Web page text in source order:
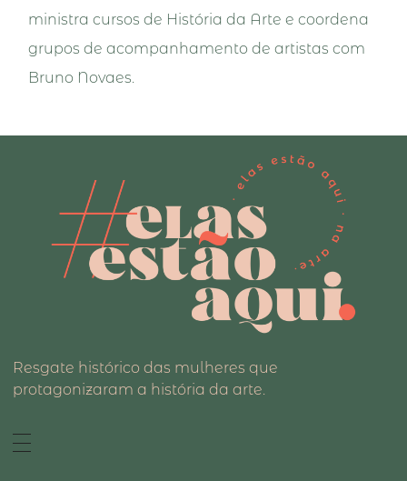
ministra cursos de História da Arte e coordena
grupos de acompanhamento de artistas com
Bruno Novaes.
Resgate histórico das mulheres que
protagonizaram a história da arte.